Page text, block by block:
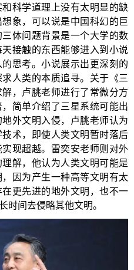
科学道理上没有太明显的缺
象，可以说是中国科幻的巨
体问题背景是一个大学的数
接触的东西能够进入到小说
思考。小说展示出更深刻的
人类的本质追寻。关于《三
，卢朓老师进行了常微分方
简单介绍了三星系统可能出
外文明入侵，卢朓老师认为
术，即使人类文明暂时落后
现超越。雷奕安老师则对外
解，他认为人类文明可能是
因为产生一种高等文明有太
更先进的地外文明，也不一
时间去侵略其他文明。